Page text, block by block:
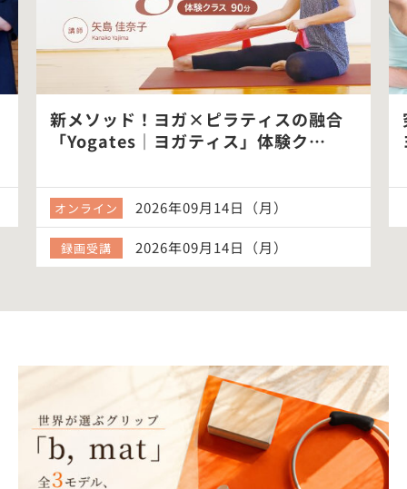
新メソッド！ヨガ×ピラティスの融合
「Yogates｜ヨガティス」体験ク…
オンライン 2026年09月14日（月）
録画受講 2026年09月14日（月）